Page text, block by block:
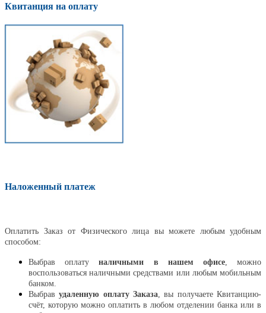
Квитанция на оплату
Наложенный платеж
Оплатить Заказ от Физического лица вы можете любым удобным
способом:
Выбрав оплатуналичными в нашем офисе, можно
воспользоваться наличными средствами или любым мобильным
банком.
Выбравудаленную оплату Заказа , вы получаете Квитанцию-
счёт, которую можно оплатить в любом отделении банка или в